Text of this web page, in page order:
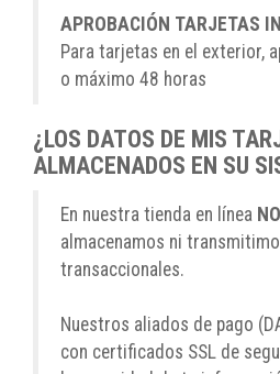
APROBACIÓN TARJETAS
Para tarjetas en el exterior,
o máximo 48 horas
¿LOS DATOS DE MIS
ALMACENADOS EN SU
En nuestra tienda en línea NO
almacenamos ni
transaccionales.
Nuestros aliados de pago
con certificados SSL de